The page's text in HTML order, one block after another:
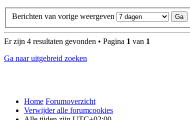
Berichten van vorige weergeven
Er zijn 4 resultaten gevonden • Pagina 1 van 1
Ga naar uitgebreid zoeken
Home Forumoverzicht
Verwijder alle forumcookies